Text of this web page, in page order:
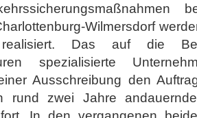
Wilmersdorf
Das auf die
spezialisierte
Ausschreibung den
rund zwei Jahre